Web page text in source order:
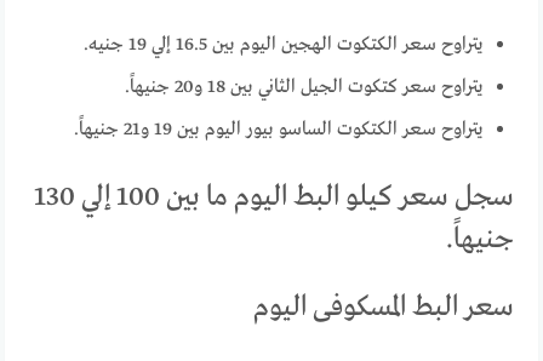
يتراوح سعر الكتكوت الهجين اليوم بين 16.5 إلي 19 جنيه.
يتراوح سعر كتكوت الجيل الثاني بين 18 و20 جنيهاً.
يتراوح سعر الكتكوت الساسو بيور اليوم بين 19 و21 جنيهاً.
سجل سعر كيلو البط اليوم ما بين 100 إلي 130
جنيهاً.
سعر البط المسكوفى اليوم